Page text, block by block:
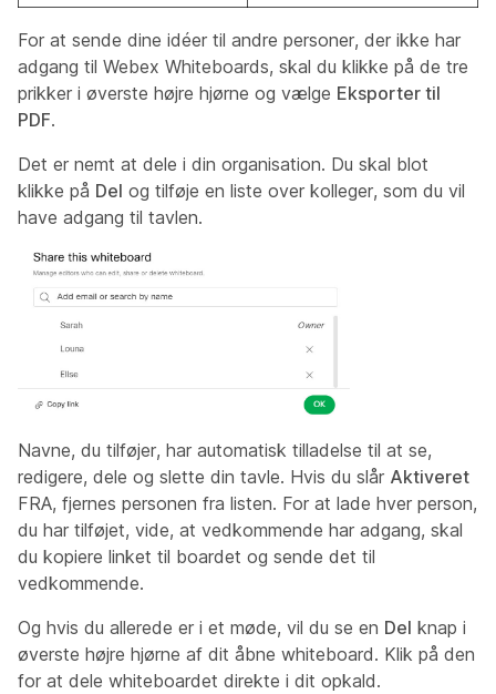
For at sende dine idéer til andre personer, der ikke har
adgang til Webex Whiteboards, skal du klikke på de tre
prikker i øverste højre hjørne og vælge Eksporter til
PDF.
Det er nemt at dele i din organisation. Du skal blot
klikke på Del og tilføje en liste over kolleger, som du vil
have adgang til tavlen.
Navne, du tilføjer, har automatisk tilladelse til at se,
redigere, dele og slette din tavle. Hvis du slår Aktiveret
FRA, fjernes personen fra listen. For at lade hver person,
du har tilføjet, vide, at vedkommende har adgang, skal
du kopiere linket til boardet og sende det til
vedkommende.
Og hvis du allerede er i et møde, vil du se en Del knap i
øverste højre hjørne af dit åbne whiteboard. Klik på den
for at dele whiteboardet direkte i dit opkald.